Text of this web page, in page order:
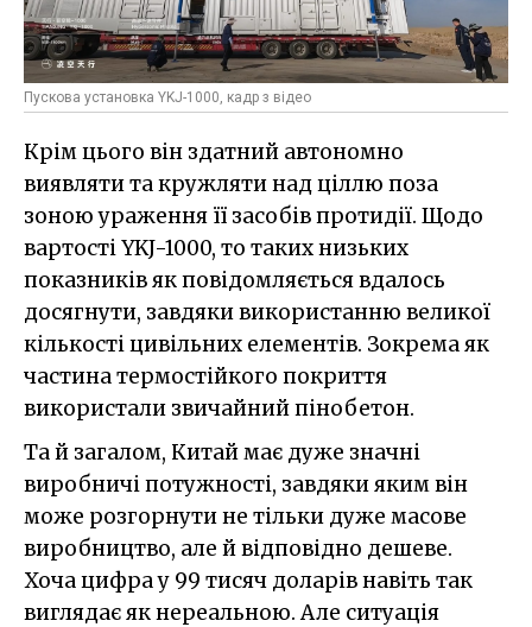
Пускова установка YKJ-1000, кадр з відео
Крім цього він здатний автономно
виявляти та кружляти над ціллю поза
зоною ураження її засобів протидії. Щодо
вартості YKJ-1000, то таких низьких
показників як повідомляється вдалось
досягнути, завдяки використанню великої
кількості цивільних елементів. Зокрема як
частина термостійкого покриття
використали звичайний пінобетон.
Та й загалом, Китай має дуже значні
виробничі потужності, завдяки яким він
може розгорнути не тільки дуже масове
виробництво, але й відповідно дешеве.
Хоча цифра у 99 тисяч доларів навіть так
виглядає як нереальною. Але ситуація